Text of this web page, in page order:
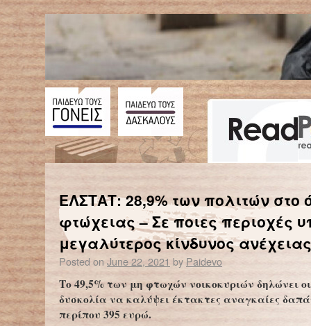
Το “πιο πρόωρο μωρό του κόσμου” γιόρτασε τα πρώτα του γενέθλια – Είχε 0% πιθανότητες να ζήσει
ΕΛΣΤΑΤ: 28,9% των πολιτών στο
φτώχειας – Σε ποιες περιοχές
μεγαλύτερος κίνδυνος ανέχειας
Posted on June 22, 2021 by Paidevo
Το 49,5% των μη φτωχών νοικοκυριών δηλώνει
δυσκολία να καλύψει έκτακτες αναγκαίες
περίπου 395 ευρώ.